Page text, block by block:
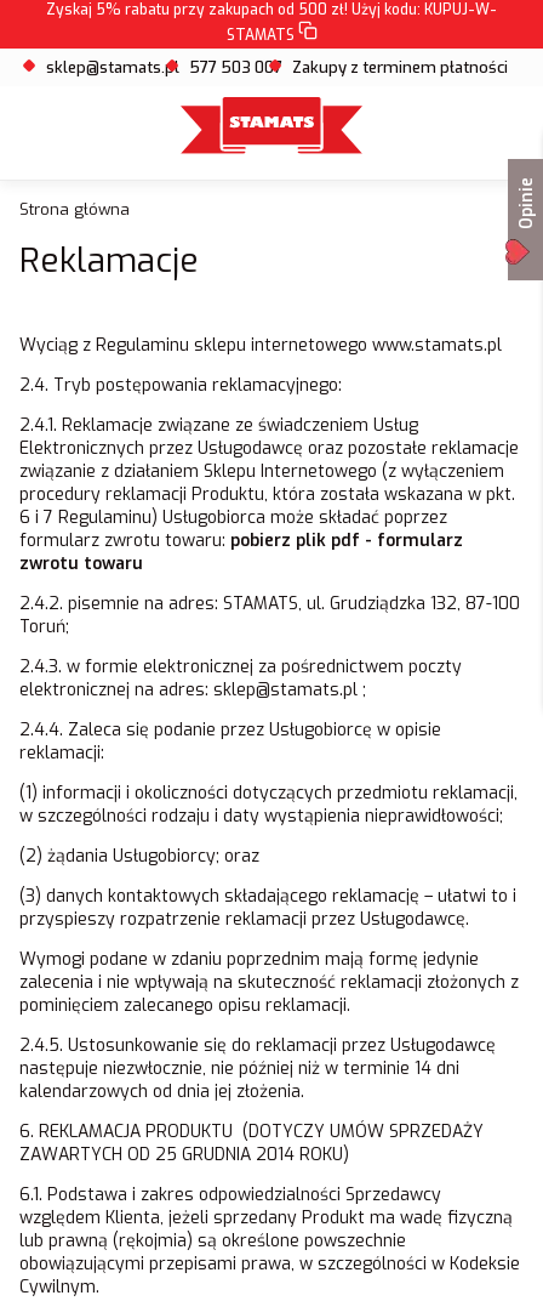
Zyskaj 5% rabatu przy zakupach od 500 zł! Użyj kodu: KUPUJ-W-
STAMATS
sklep@stamats.pl 577 503 007 Zakupy z terminem płatności
Strona główna
Reklamacje
Wyciąg z Regulaminu sklepu internetowego www.stamats.pl
2.4. Tryb postępowania reklamacyjnego:
2.4.1. Reklamacje związane ze świadczeniem Usług
Elektronicznych przez Usługodawcę oraz pozostałe reklamacje
związanie z działaniem Sklepu Internetowego (z wyłączeniem
procedury reklamacji Produktu, która została wskazana w pkt.
6 i 7 Regulaminu) Usługobiorca może składać poprzez
formularz zwrotu towaru: pobierz plik pdf - formularz
zwrotu towaru
2.4.2. pisemnie na adres: STAMATS, ul. Grudziądzka 132, 87-100
Toruń;
2.4.3. w formie elektronicznej za pośrednictwem poczty
elektronicznej na adres: sklep@stamats.pl ;
2.4.4. Zaleca się podanie przez Usługobiorcę w opisie
reklamacji:
(1) informacji i okoliczności dotyczących przedmiotu reklamacji,
w szczególności rodzaju i daty wystąpienia nieprawidłowości;
(2) żądania Usługobiorcy; oraz
(3) danych kontaktowych składającego reklamację – ułatwi to i
przyspieszy rozpatrzenie reklamacji przez Usługodawcę.
Wymogi podane w zdaniu poprzednim mają formę jedynie
zalecenia i nie wpływają na skuteczność reklamacji złożonych z
pominięciem zalecanego opisu reklamacji.
2.4.5. Ustosunkowanie się do reklamacji przez Usługodawcę
następuje niezwłocznie, nie później niż w terminie 14 dni
kalendarzowych od dnia jej złożenia.
6. REKLAMACJA PRODUKTU (DOTYCZY UMÓW SPRZEDAŻY
ZAWARTYCH OD 25 GRUDNIA 2014 ROKU)
6.1. Podstawa i zakres odpowiedzialności Sprzedawcy
względem Klienta, jeżeli sprzedany Produkt ma wadę fizyczną
lub prawną (rękojmia) są określone powszechnie
obowiązującymi przepisami prawa, w szczególności w Kodeksie
Cywilnym.
Opinie